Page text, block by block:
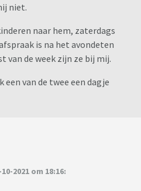
niet.
naar hem, zaterdags
is na het avondeten
van de week zijn ze bij mij.
van de twee een dagje
2021 om 18:16: